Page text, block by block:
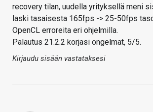
recovery tilan, uudella yrityksellä meni
laski tasaisesta 165fps -> 25-50fps
OpenCL erroreita eri ohjelmilla.
Palautus 21.2.2 korjasi ongelmat, 5/5.
Kirjaudu sisään vastataksesi